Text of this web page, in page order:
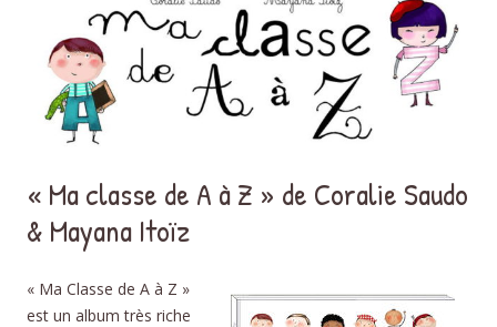
« Ma classe de A à Z » de Coralie Saudo
& Mayana Itoïz
« Ma Classe de A à Z »
est un album très riche